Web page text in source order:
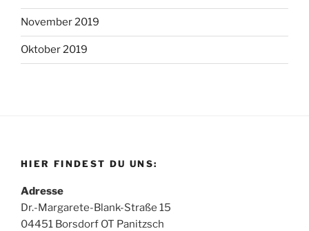
November 2019
Oktober 2019
HIER FINDEST DU UNS:
Adresse
Dr.-Margarete-Blank-Straße 15
04451 Borsdorf OT Panitzsch